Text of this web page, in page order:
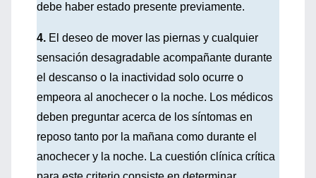
debe haber estado presente previamente.
4. El deseo de mover las piernas y cualquier
sensación desagradable acompañante durante
el descanso o la inactividad solo ocurre o
empeora al anochecer o la noche. Los médicos
deben preguntar acerca de los síntomas en
reposo tanto por la mañana como durante el
anochecer y la noche. La cuestión clínica crítica